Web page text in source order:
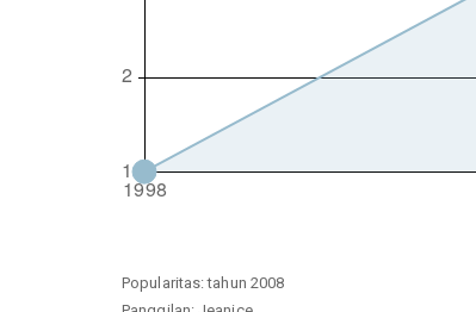
Popularitas: tahun 2008